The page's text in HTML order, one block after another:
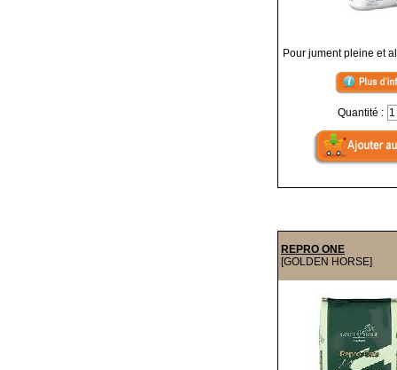
Pour jument pleine et
Quantité :
REPRO ONE
[GOLDEN HORSE]